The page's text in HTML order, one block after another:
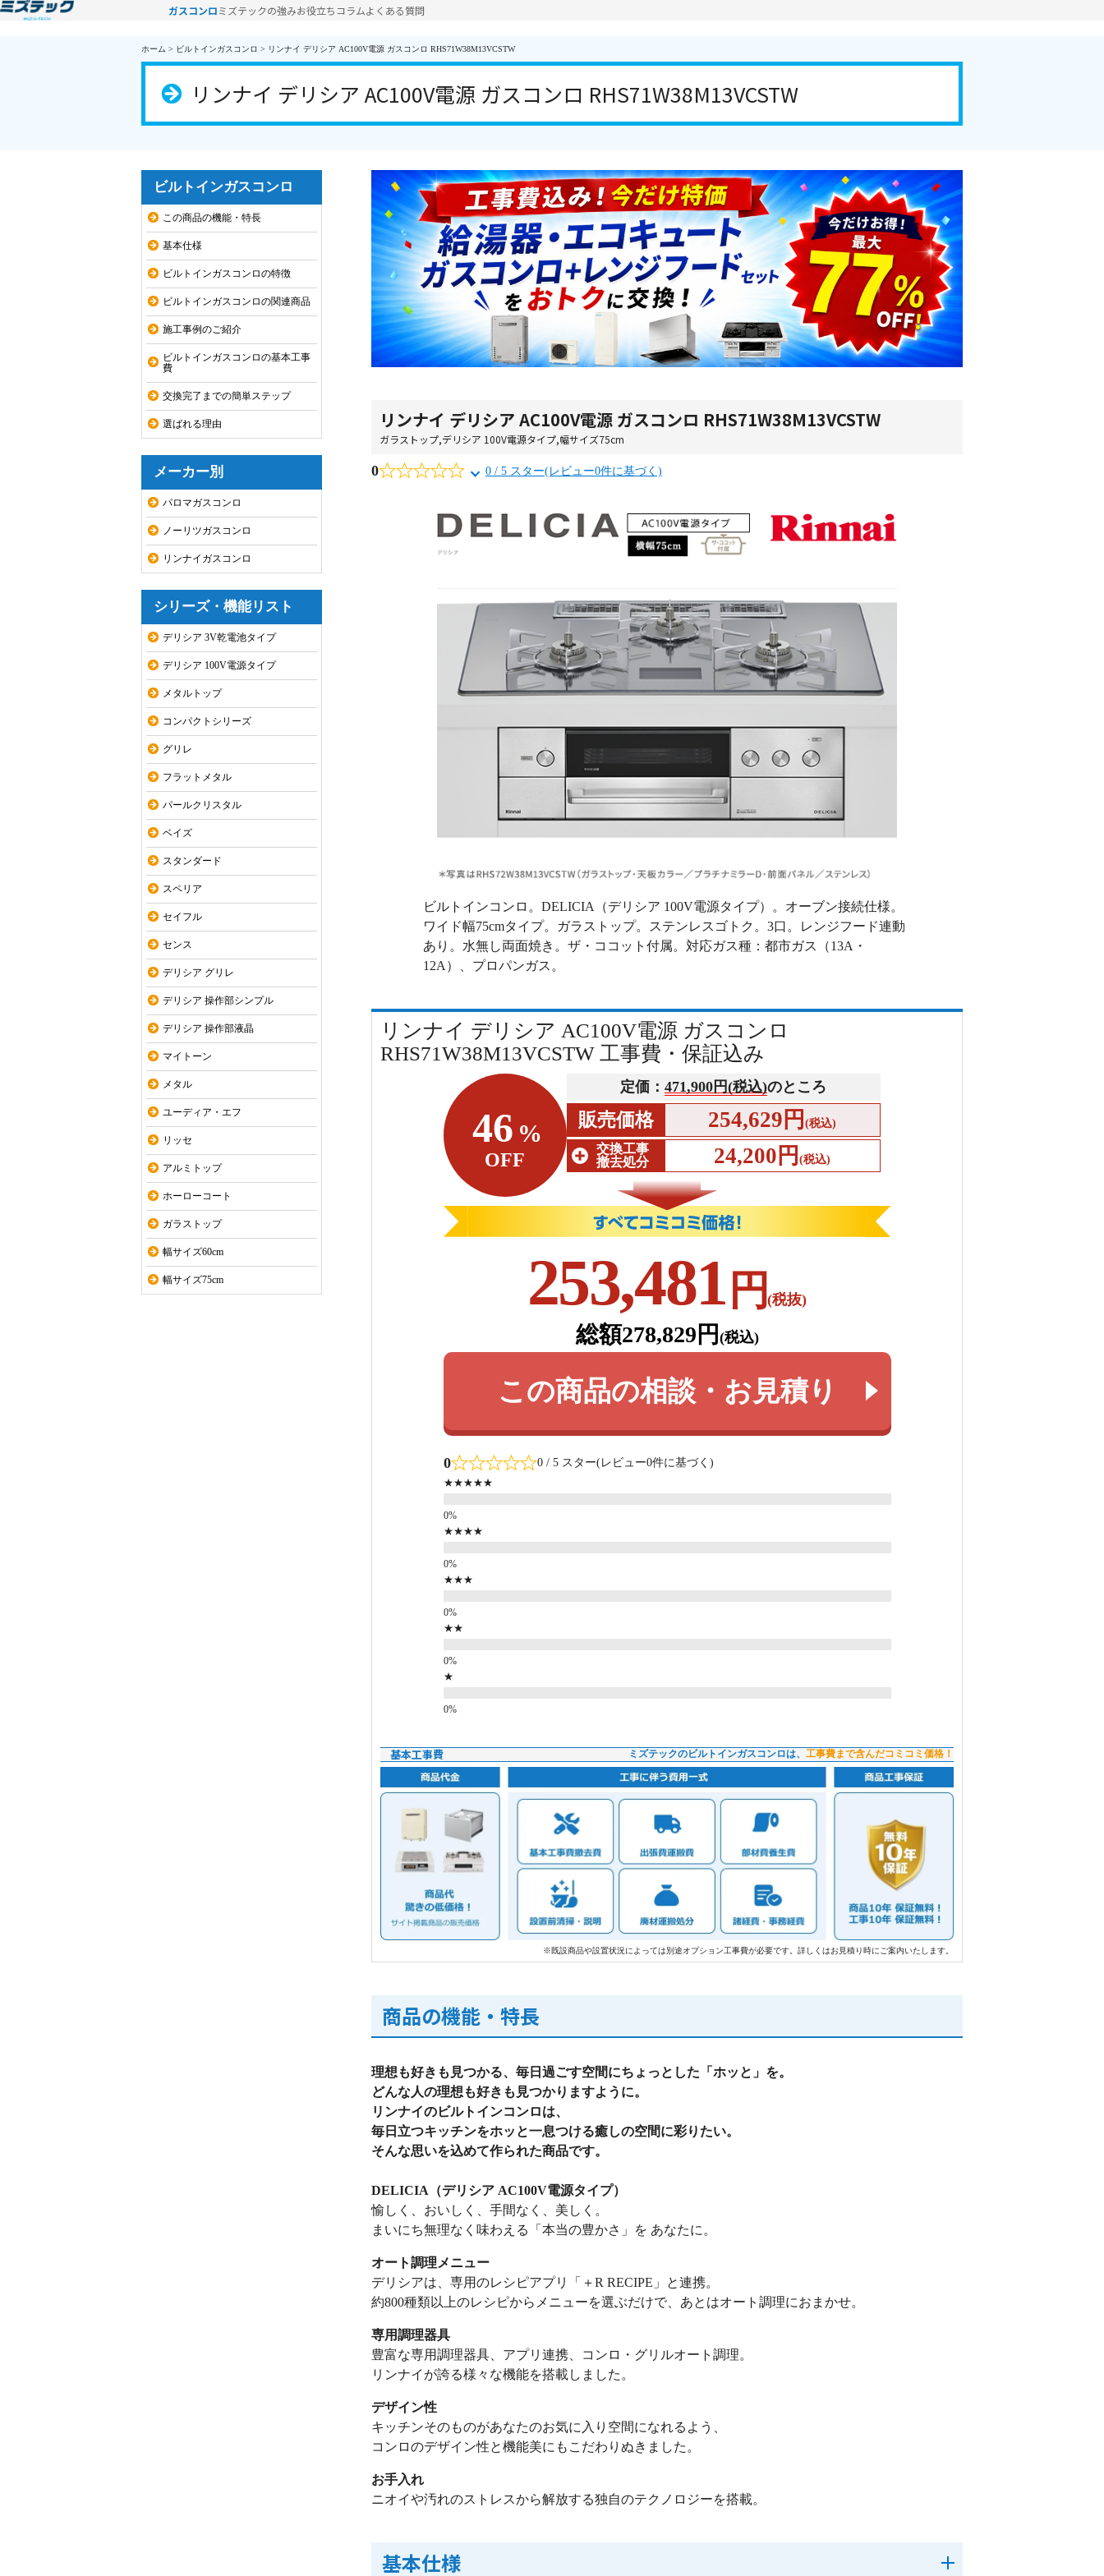
ガスコンロミズテックの強みお役立ちコラムよくある質問
ホーム > ビルトインガスコンロ > リンナイ デリシア AC100V電源 ガスコンロ RHS71W38M13VCSTW
リンナイ デリシア AC100V電源 ガスコンロ RHS71W38M13VCSTW
リンナイ デリシア AC100V電源 ガスコンロ RHS71W38M13VCSTW
ガラストップ,デリシア 100V電源タイプ,幅サイズ75cm
0 0 / 5 スター(レビュー0件に基づく)
ビルトインコンロ。DELICIA（デリシア 100V電源タイプ）。オーブン接続仕様。
ワイド幅75cmタイプ。ガラストップ。ステンレスゴトク。3口。レンジフード連動
あり。水無し両面焼き。ザ・ココット付属。対応ガス種：都市ガス（13A・
12A）、プロパンガス。
リンナイ デリシア AC100V電源 ガスコンロ
RHS71W38M13VCSTW 工事費・保証込み
46 %
OFF
定価： 471,900円(税込)のところ
販売価格 254,629円(税込)
交換工事
撤去処分
24,200円(税込)
253,481 円(税抜)
総額278,829円 (税込)
この商品の相談・お見積り
0 0 / 5 スター(レビュー0件に基づく)
★★★★★
★★★★
★★★
★★
★
基本工事費 ミズテックのビルトインガスコンロは、 工事費まで含んだコミコミ価格！
※既設商品や設置状況によっては別途オプション工事費が必要です。詳しくはお見積り時にご案内いたします。
商品の機能・特長
理想も好きも見つかる、毎日過ごす空間にちょっとした「ホッと」を。
どんな人の理想も好きも見つかりますように。
リンナイのビルトインコンロは、
毎日立つキッチンをホッと一息つける癒しの空間に彩りたい。
そんな思いを込めて作られた商品です。
DELICIA（デリシア AC100V電源タイプ）
愉しく、おいしく、手間なく、美しく。
まいにち無理なく味わえる「本当の豊かさ」を あなたに。
オート調理メニュー
デリシアは、専用のレシピアプリ「＋R RECIPE」と連携。
約800種類以上のレシピからメニューを選ぶだけで、あとはオート調理におまかせ。
専用調理器具
豊富な専用調理器具、アプリ連携、コンロ・グリルオート調理。
リンナイが誇る様々な機能を搭載しました。
デザイン性
キッチンそのものがあなたのお気に入り空間になれるよう、
コンロのデザイン性と機能美にもこだわりぬきました。
お手入れ
ニオイや汚れのストレスから解放する独自のテクノロジーを搭載。
基本仕様
ビルトインガスコンロ
この商品の機能・特長
基本仕様
ビルトインガスコンロの特徴
ビルトインガスコンロの関連商品
施工事例のご紹介
ビルトインガスコンロの基本工事
費
交換完了までの簡単ステップ
選ばれる理由
メーカー別
パロマガスコンロ
ノーリツガスコンロ
リンナイガスコンロ
シリーズ・機能リスト
デリシア 3V乾電池タイプ
デリシア 100V電源タイプ
メタルトップ
コンパクトシリーズ
グリレ
フラットメタル
パールクリスタル
ベイズ
スタンダード
スペリア
セイフル
センス
デリシア グリレ
デリシア 操作部シンプル
デリシア 操作部液晶
マイトーン
メタル
ユーディア・エフ
リッセ
アルミトップ
ホーローコート
ガラストップ
幅サイズ60cm
幅サイズ75cm